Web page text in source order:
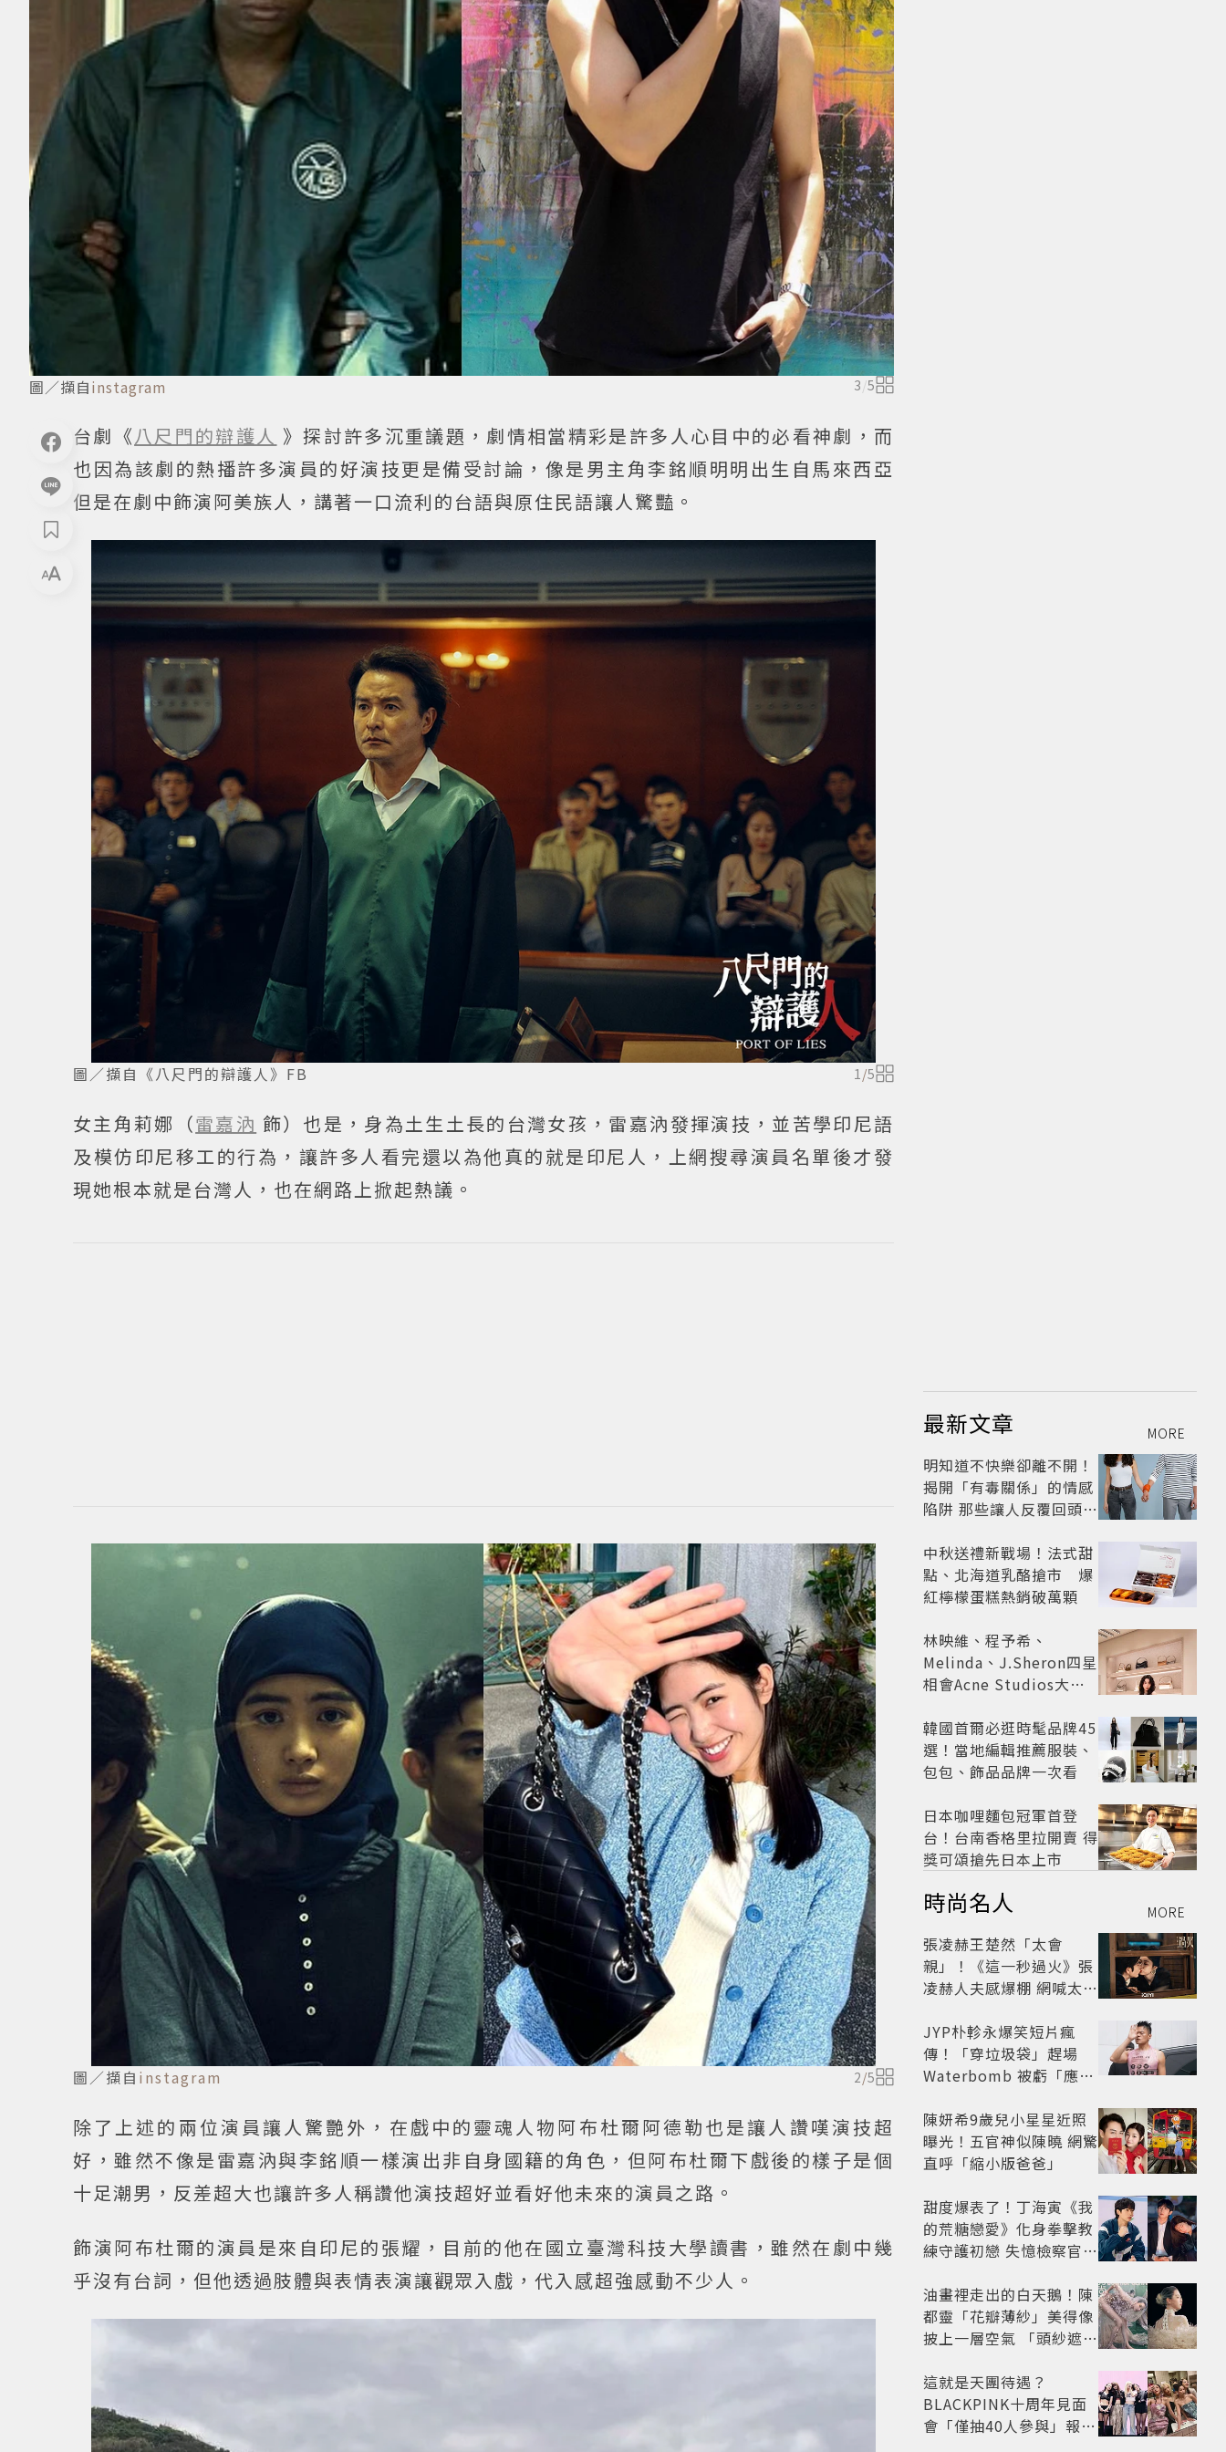
圖／擷自instagram 3 /5
台劇《八尺門的辯護人 》探討許多沉重議題，劇情相當精彩是許多人心目中的必看神劇，而
也因為該劇的熱播許多演員的好演技更是備受討論，像是男主角李銘順明明出生自馬來西亞
但是在劇中飾演阿美族人，講著一口流利的台語與原住民語讓人驚豔。
圖／擷自《八尺門的辯護人》FB 1 /5
女主角莉娜（雷嘉汭 飾）也是，身為土生土長的台灣女孩，雷嘉汭發揮演技，並苦學印尼語
及模仿印尼移工的行為，讓許多人看完還以為他真的就是印尼人，上網搜尋演員名單後才發
現她根本就是台灣人，也在網路上掀起熱議。
圖／擷自 instagram 2/5
除了上述的兩位演員讓人驚艷外，在戲中的靈魂人物阿布杜爾阿德勒也是讓人讚嘆演技超
好，雖然不像是雷嘉汭與李銘順一樣演出非自身國籍的角色，但阿布杜爾下戲後的樣子是個
十足潮男，反差超大也讓許多人稱讚他演技超好並看好他未來的演員之路。
飾演阿布杜爾的演員是來自印尼的張耀，目前的他在國立臺灣科技大學讀書，雖然在劇中幾
乎沒有台詞，但他透過肢體與表情表演讓觀眾入戲，代入感超強感動不少人。
最新文章 MORE
明知道不快樂卻離不開！
揭開「有毒關係」的情感
陷阱 那些讓人反覆回頭的
戒？
中秋送禮新戰場！法式甜
點、北海道乳酪搶市 爆
紅檸檬蛋糕熱銷破萬顆
林映維、程予希、
Melinda、J.Sheron四星
相會Acne Studios大曬
韓國首爾必逛時髦品牌45
選！當地編輯推薦服裝、
包包、飾品品牌一次看
日本咖哩麵包冠軍首登
台！台南香格里拉開賣 得
獎可頌搶先日本上市
時尚名人 MORE
張凌赫王楚然「太會
親」！《這一秒過火》張
凌赫人夫感爆棚 網喊太有
JYP朴軫永爆笑短片瘋
傳！「穿垃圾袋」趕場
Waterbomb 被虧「應該
陳妍希9歲兒小星星近照
曝光！五官神似陳曉 網驚
直呼「縮小版爸爸」
甜度爆表了！丁海寅《我
的荒糖戀愛》化身拳擊教
練守護初戀 失憶檢察官×
劇
油畫裡走出的白天鵝！陳
都靈「花瓣薄紗」美得像
披上一層空氣 「頭紗遮
太仙
這就是天團待遇？
BLACKPINK十周年見面
會「僅抽40人參與」報名